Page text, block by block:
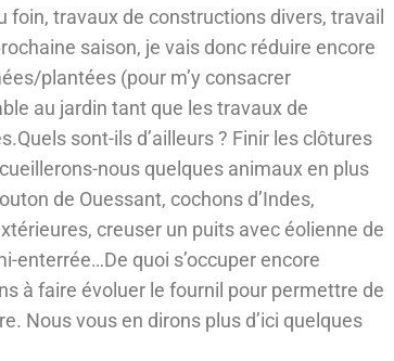
foin, travaux de constructions divers, travail
saison, je vais donc réduire encore
plantées (pour m’y consacrer
au jardin tant que les travaux de
sont-ils d’ailleurs ? Finir les clôtures
nous quelques animaux en plus
de Ouessant, cochons d’Indes,
creuser un puits avec éolienne de
enterrée…De quoi s’occuper encore
à faire évoluer le fournil pour permettre de
Nous vous en dirons plus d’ici quelques